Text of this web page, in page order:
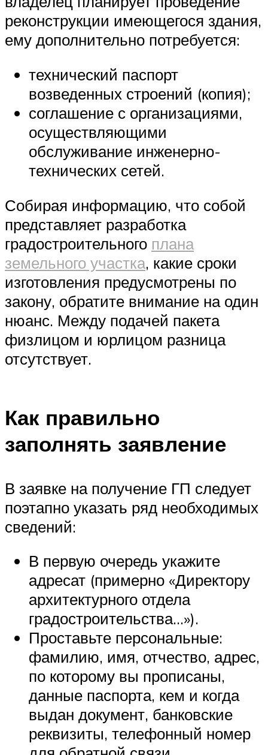
реконструкции имеющегося здания,
ему дополнительно потребуется:
технический паспорт
возведенных строений (копия);
соглашение с организациями,
осуществляющими
обслуживание инженерно-
технических сетей.
Собирая информацию, что собой
представляет разработка
градостроительного плана
земельного участка, какие сроки
изготовления предусмотрены по
закону, обратите внимание на один
нюанс. Между подачей пакета
физлицом и юрлицом разница
отсутствует.
Как правильно
заполнять заявление
В заявке на получение ГП следует
поэтапно указать ряд необходимых
сведений:
В первую очередь укажите
адресат (примерно «Директору
архитектурного отдела
градостроительства…»).
Проставьте персональные:
фамилию, имя, отчество, адрес,
по которому вы прописаны,
данные паспорта, кем и когда
выдан документ, банковские
реквизиты, телефонный номер